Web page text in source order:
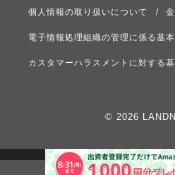
個人情報の取り扱いについて
電子情報処理組織の管理に係る基
カスタマーハラスメントに対する
© 2026